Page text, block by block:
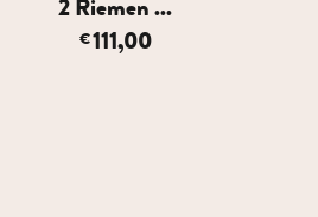
2 Riemen ...
€111,00